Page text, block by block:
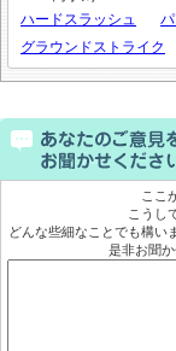
ハードスラッシュ
グラウンドストライク
ここ
こうし
どんな些細なことでも構い
是非お聞か